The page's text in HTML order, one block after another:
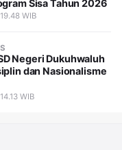
Sisa Tahun 2026
WIB
Negeri Dukuhwaluh
dan Nasionalisme
WIB